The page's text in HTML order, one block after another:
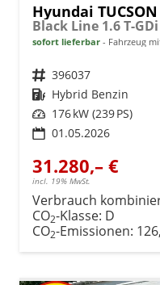
Hyundai TUCSON
sofort lieferbar Fahrzeug
Fahrzeugnr. 396037
Kraftstoff Hybrid Benzin
Leistung 176 kW (239 PS)
01.05.2026
31.280,– €
incl. 19% MwSt.
Verbrauch
CO2-Klasse: D
CO2-Emissionen: